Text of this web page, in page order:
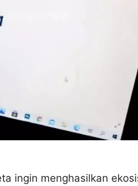
ingin menghasilkan